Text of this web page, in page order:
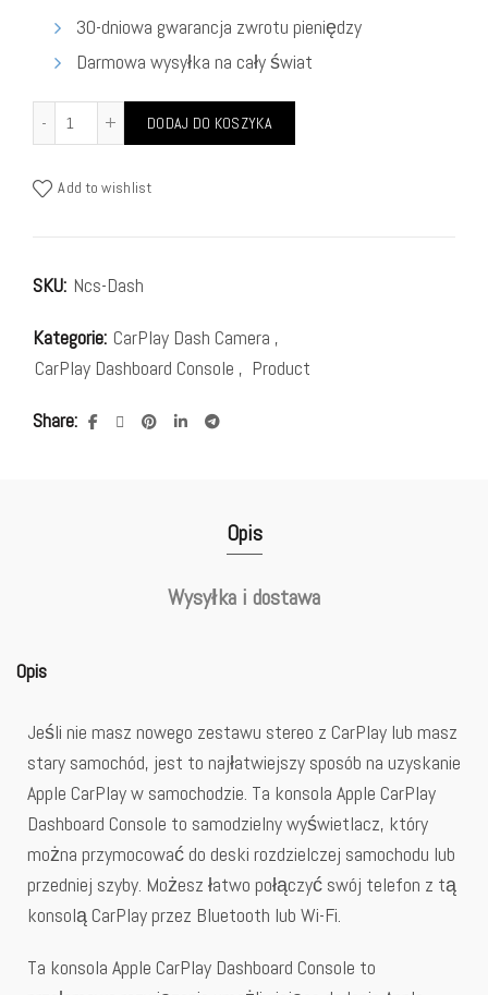
30-dniowa gwarancja zwrotu pieniędzy
Darmowa wysyłka na cały świat
DODAJ DO KOSZYKA
Add to wishlist
SKU: Ncs-Dash
Kategorie: CarPlay Dash Camera ,
CarPlay Dashboard Console , Product
Share
Opis
Wysyłka i dostawa
Opis
Jeśli nie masz nowego zestawu stereo z CarPlay lub masz
stary samochód, jest to najłatwiejszy sposób na uzyskanie
Apple CarPlay w samochodzie. Ta konsola Apple CarPlay
Dashboard Console to samodzielny wyświetlacz, który
można przymocować do deski rozdzielczej samochodu lub
przedniej szyby. Możesz łatwo połączyć swój telefon z tą
konsolą CarPlay przez Bluetooth lub Wi-Fi.
Ta konsola Apple CarPlay Dashboard Console to